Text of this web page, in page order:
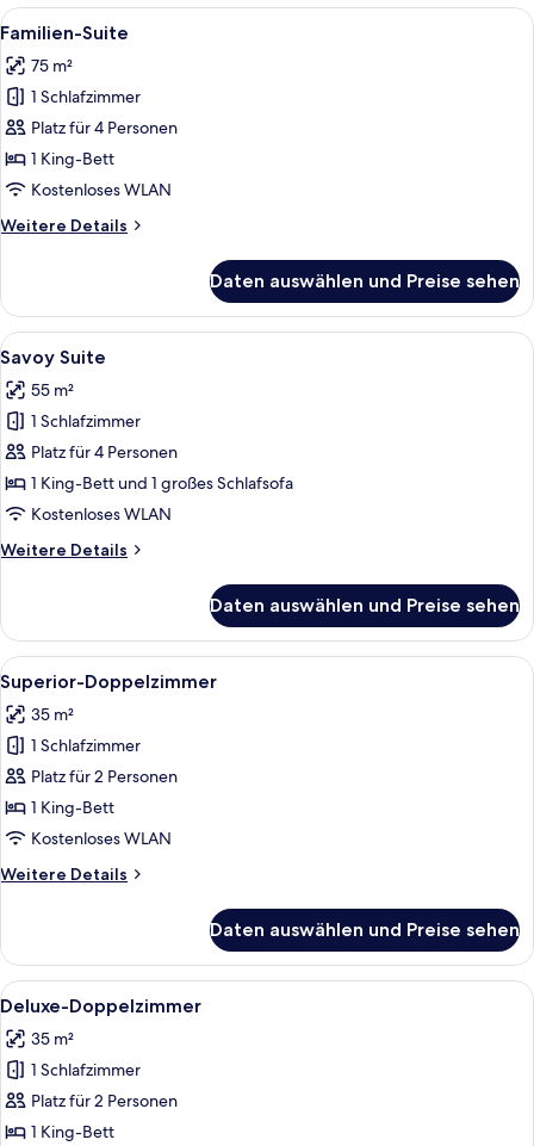
Alle
Fotos
für
Familien-
Suite
anzeigen
Ein Balkon mit Blick auf historische
5
Familien-Suite
75 m²
1 Schlafzimmer
Platz für 4 Personen
1 King-Bett
Kostenloses WLAN
Weitere Details
Weitere
Suite
Daten auswählen und Preise sehen
Alle
Fotos
für
Savoy
Suite
anzeigen
Ein Zimmer mit einer Couch, zwei
5
Savoy Suite
55 m²
1 Schlafzimmer
Platz für 4 Personen
1 King-Bett und 1 großes Schlafsofa
Kostenloses WLAN
Weitere Details
Weitere
Suite
Daten auswählen und Preise sehen
Alle
Fotos
für
Superior-
Doppelzimmer
anzeigen
Ein Hotelzimmer mit einem großen
4
Superior-Doppelzimmer
35 m²
1 Schlafzimmer
Platz für 2 Personen
1 King-Bett
Kostenloses WLAN
Weitere Details
Weitere
Doppelzimmer
Daten auswählen und Preise sehen
Alle
Fotos
für
Deluxe-
Doppelzimmer
anzeigen
Ein Hotelzimmer mit einem großen
4
Deluxe-Doppelzimmer
35 m²
1 Schlafzimmer
Platz für 2 Personen
1 King-Bett